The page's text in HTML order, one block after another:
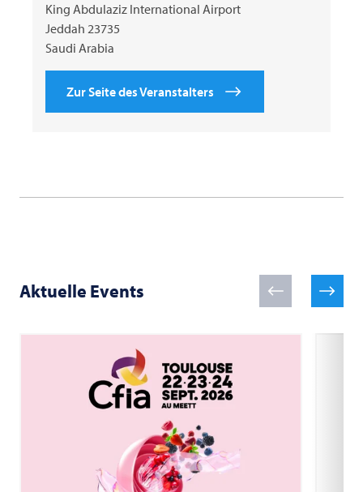
King Abdulaziz International Airport
Jeddah 23735
Saudi Arabia
Zur Seite des Veranstalters
Aktuelle Events